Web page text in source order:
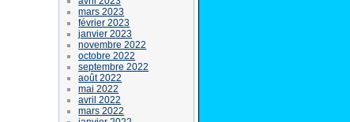
mars 2023
février 2023
janvier 2023
novembre 2022
octobre 2022
septembre 2022
août 2022
mai 2022
avril 2022
mars 2022